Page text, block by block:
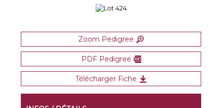
Zoom Pedigree
PDF Pedigree
Télécharger Fiche